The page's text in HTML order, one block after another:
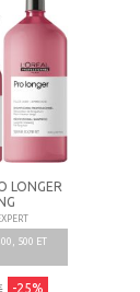
LONGER
500 ET
-25%